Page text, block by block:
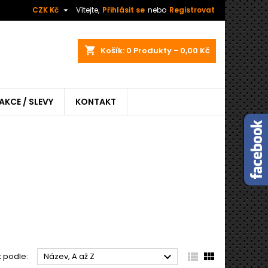
Vítejte, Přihlásit se nebo Registrovat
CZK Kč 
shopping_cart Košík: 0 Produkty - 0,00 Kč
/ SLEVY KONTAKT
podle: Název, A až Z   